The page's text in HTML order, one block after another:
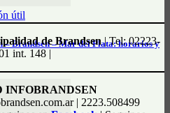
útil
– Brandsen – Mar del Plata: horarios y
de Brandsen| Tel: 02223-
int. 148 |
INFOBRANDSEN
| 2223.508499